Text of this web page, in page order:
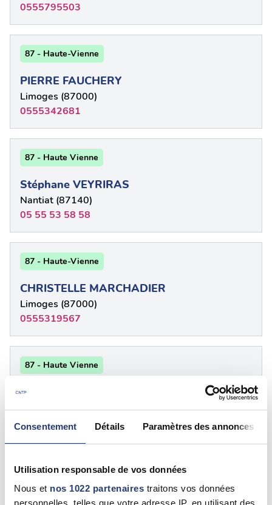
Consentement Détails Paramètres des annonces
Utilisation responsable de vos données
Nous et nos 1022 partenaires traitons vos données
personnelles, telles que votre adresse IP, en utilisant des
0555795503
87 - Haute-Vienne
PIERRE FAUCHERY
Limoges (87000)
0555342681
87 - Haute Vienne
Stéphane VEYRIRAS
Nantiat (87140)
05 55 53 58 58
87 - Haute-Vienne
CHRISTELLE MARCHADIER
Limoges (87000)
0555319567
87 - Haute Vienne
PHALY CHUM
Limoges (87000)
05 55 45 40 10
87 - Haute-Vienne
SYLVIE LAGRUE